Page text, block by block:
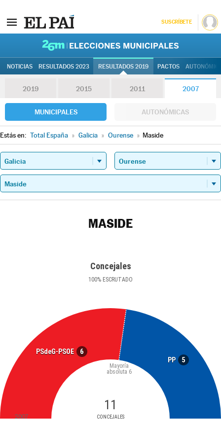
SUSCRÍBETE
NOTICIAS RESULTADOS 2023 RESULTADOS 2019 PACTOS
2019 2015 2011 2007
MUNICIPALES AUTONÓMICAS
Estás en: Total España » Galicia » Ourense » Maside
MASIDE
Concejales
100% ESCRUTADO
PSdeG-PSOE 6
PP 5
11
CONCEJALES
Mayoría
absoluta 6
2007